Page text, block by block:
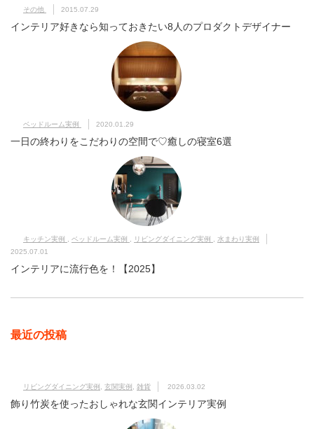
その他 2015.07.29
インテリア好きなら知っておきたい8人のプロダクトデザイナー
ベッドルーム実例 2020.01.29
一日の終わりをこだわりの空間で♡癒しの寝室6選
キッチン実例 , ベッドルーム実例 , リビングダイニング実例 , 水まわり実例
2025.07.01
インテリアに流行色を！【2025】
最近の投稿
リビングダイニング実例 , 玄関実例 , 雑貨 2026.03.02
飾り竹炭を使ったおしゃれな玄関インテリア実例